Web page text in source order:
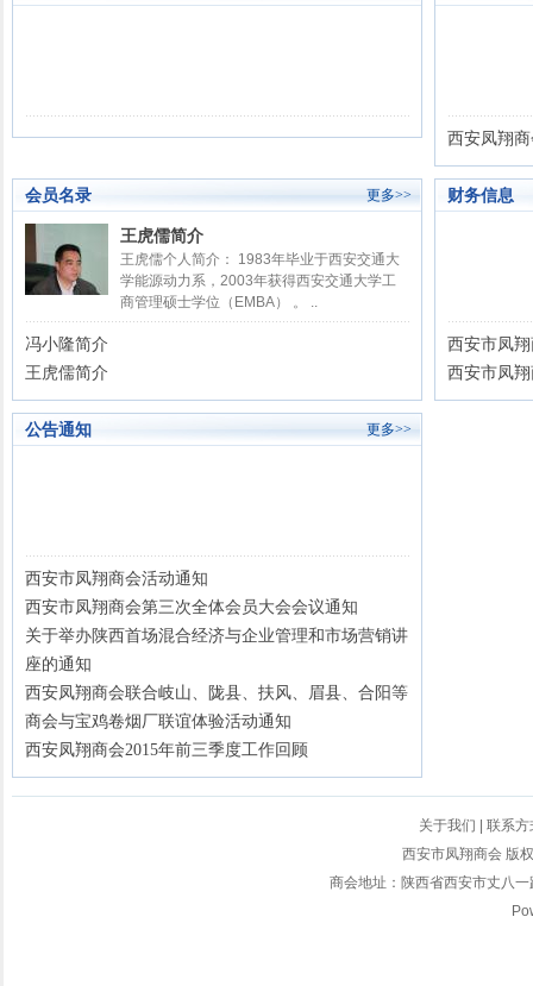
西安凤翔
会员名录 更多>>
王虎儒简介
王虎儒个人简介： 1983年毕业于西安交通大
学能源动力系，2003年获得西安交通大学工
商管理硕士学位（EMBA） 。 ..
冯小隆简介
王虎儒简介
财务信息
西安市凤
西安市凤
公告通知 更多>>
西安市凤翔商会活动通知
西安市凤翔商会第三次全体会员大会会议通知
关于举办陕西首场混合经济与企业管理和市场营销讲
座的通知
西安凤翔商会联合岐山、陇县、扶风、眉县、合阳等
商会与宝鸡卷烟厂联谊体验活动通知
西安凤翔商会2015年前三季度工作回顾
关于我们
联系方
西安市凤翔商会 版
商会地址：陕西省西安市丈八